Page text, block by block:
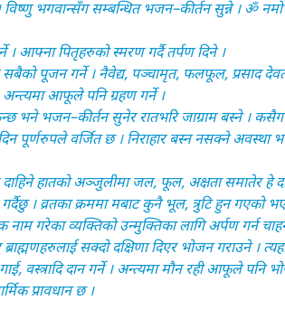
। विष्णु भगवान्सँग सम्बन्धित भजन–कीर्तन सुन्ने । ॐ
। आफ्ना पितृहरुको स्मरण गर्दै तर्पण दिने ।
सबैको पूजन गर्ने । नैवेद्य, पञ्चामृत, फलफूल, प्रसाद
अन्त्यमा आफूले पनि ग्रहण गर्ने ।
भने भजन–कीर्तन सुनेर रातभरि जाग्राम बस्ने ।
पूर्णरुपले वर्जित छ । निराहार बस्न नसक्ने
दाहिने हातको अञ्जुलीमा जल, फूल, अक्षता समातेर हे
। व्रतका क्रममा मबाट कुनै भूल, त्रुटि हुन गएको
गरेका व्यक्तिको उन्मुक्तिका लागि अर्पण गर्न
सक्दो दक्षिणा दिएर भोजन गराउने ।
वस्त्रादि दान गर्ने । अन्त्यमा मौन रही आफूले पनि
प्रावधान छ ।